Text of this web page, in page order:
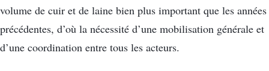
volume de cuir et de laine bien plus important que les années
précédentes, d’où la nécessité d’une mobilisation générale et
d’une coordination entre tous les acteurs.